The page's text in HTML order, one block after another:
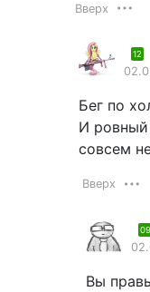
Вверх
12
Бег по
И ровный
совсем
Вверх
09
Вы